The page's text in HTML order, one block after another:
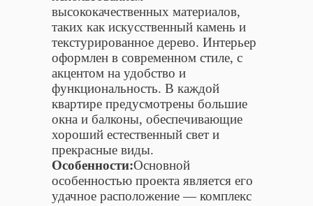
высококачественных материалов,
таких как искусственный камень и
текстурированное дерево. Интерьер
оформлен в современном стиле, с
акцентом на удобство и
функциональность. В каждой
квартире предусмотрены большие
окна и балконы, обеспечивающие
хороший естественный свет и
прекрасные виды.
Особенности:Основной
особенностью проекта является его
удачное расположение — комплекс